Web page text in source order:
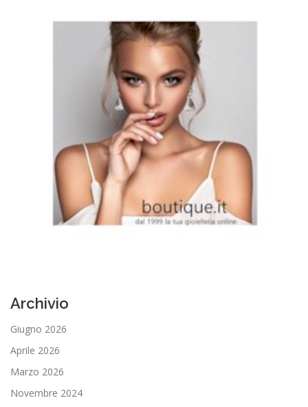
Archivio
Giugno 2026
Aprile 2026
Marzo 2026
Novembre 2024